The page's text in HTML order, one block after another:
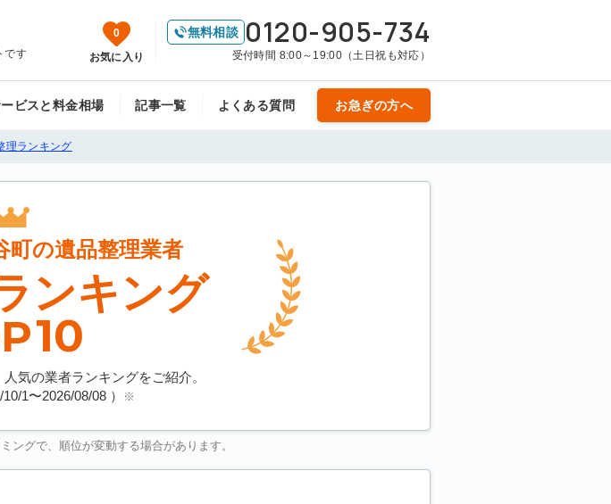
です
0
お気に入り
無料相談 0120-905-734
受付時間 8:00～19:00（土日祝も対応）
ビスと料金相場 記事一覧 よくある質問 お急ぎの方へ
理ランキング
町の遺品整理業者
ンキング
10
気の業者ランキングをご紹介。
10/1〜2026/08/08） ※
グで、順位が変動する場合があります。